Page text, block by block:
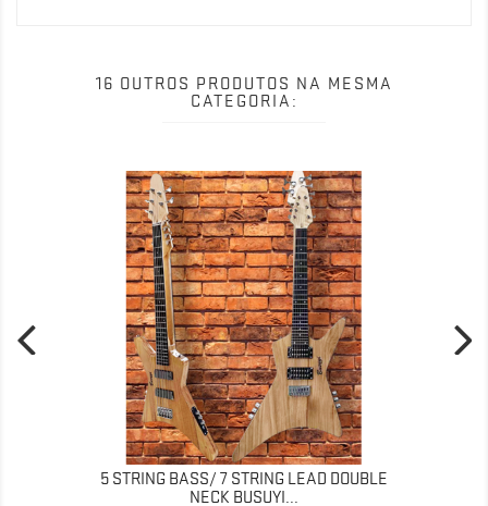
16 OUTROS PRODUTOS NA MESMA
CATEGORIA:
5 STRING BASS/ 7 STRING LEAD DOUBLE
NECK BUSUYI...